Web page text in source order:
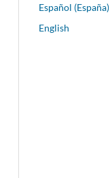
Español (España)
English